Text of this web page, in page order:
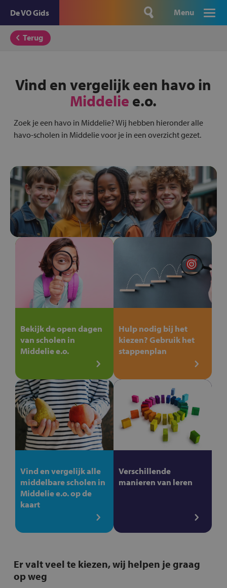
De VO Gids Menu
Terug
Vind en vergelijk een havo in
Middelie e.o.
Zoek je een havo in Middelie? Wij hebben hieronder alle
havo-scholen in Middelie voor je in een overzicht gezet.
Bekijk de open dagen
van scholen in
Middelie e.o.
Hulp nodig bij het
kiezen? Gebruik het
stappenplan
Vind en vergelijk alle
middelbare scholen in
Middelie e.o. op de
kaart
Verschillende
manieren van leren
Er valt veel te kiezen, wij helpen je graag
op weg